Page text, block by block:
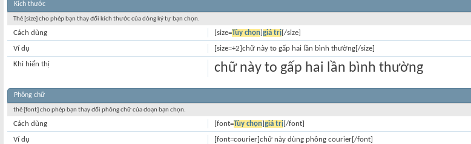
Kích thước
Thẻ [size] cho phép bạn thay đổi kích thước của dòng ký tự bạn chọn.
[size=Tùy chọn]giá trị[/size]
Cách dùng
[size=+2]chữ này to gấp hai lần bình thường[/size]
Ví dụ
chữ này to gấp hai lần bình thường
Khi hiển thị
Phông chữ
thẻ [font] cho phép bạn thay đổi phông chữ của đoạn bạn chọn.
[font=Tùy chọn]giá trị[/font]
Cách dùng
[font=courier]chữ này dùng phông courier[/font]
Ví dụ